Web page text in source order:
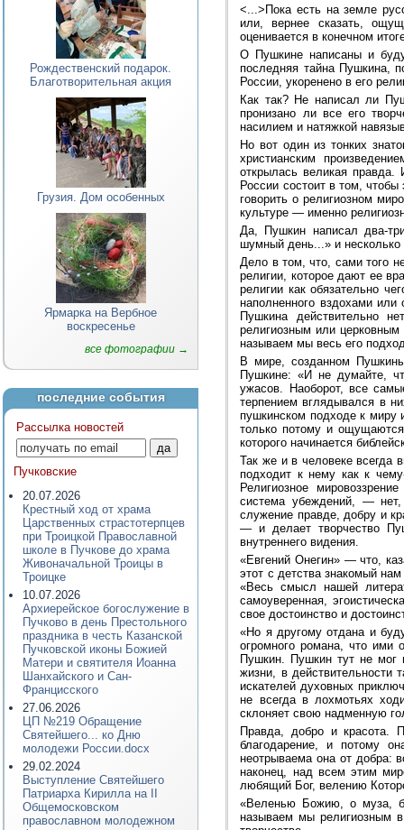
Рождественский подарок.
Благотворительная акция
Грузия. Дом особенных
Ярмарка на Вербное
воскресенье
все фотографии →
последние события
Рассылка новостей
Пучковские
20.07.2026
Крестный ход от храма
Царственных страстотерпцев
при Троицкой Православной
школе в Пучкове до храма
Живоначальной Троицы в
Троицке
10.07.2026
Архиерейское богослужение в
Пучково в день Престольного
праздника в честь Казанской
Пучковской иконы Божией
Матери и святителя Иоанна
Шанхайского и Сан-
Францисского
27.06.2026
ЦП №219 Обращение
Святейшего... ко Дню
молодежи России.docx
29.02.2024
Выступление Святейшего
Патриарха Кирилла на II
Общемосковском
православном молодежном
<...>Пока есть на земле
или, вернее сказать,
оценивается в конечном
О Пушкине написаны и
последняя тайна Пушкина,
России, укоренено в его
Как так? Не написал ли
пронизано ли все его
насилием и натяжкой
Но вот один из тонких
христианским
открылась великая правда.
России состоит в том,
говорить о религиозном
культуре — именно
Да, Пушкин написал два-
шумный день...» и несколько
Дело в том, что, сами того
религии, которое дают ее
религии как обязательно
наполненного вздохами
Пушкина действительно
религиозным или
называем мы весь его
В мире, созданном
Пушкине: «И не думайте,
ужасов. Наоборот, все
терпением вглядывался в
пушкинском подходе к миру
только потому и
которого начинается
Так же и в человеке всегда
подходит к нему как к
Религиозное
система убеждений, —
служение правде, добру и
— и делает творчество
внутреннего видения.
«Евгений Онегин» — что,
этот с детства знакомый
«Весь смысл нашей
самоуверенная,
свое достоинство и
«Но я другому отдана и
огромного романа, что
Пушкин. Пушкин тут не мог
жизни, в действительности
искателей духовных
не всегда в лохмотьях
склоняет свою надменную
Правда, добро и красота.
благодарение, и потому
неотрываема она от добра:
наконец, над всем этим
любящий Бог, велению
«Веленью Божию, о муза,
называем мы религиозным